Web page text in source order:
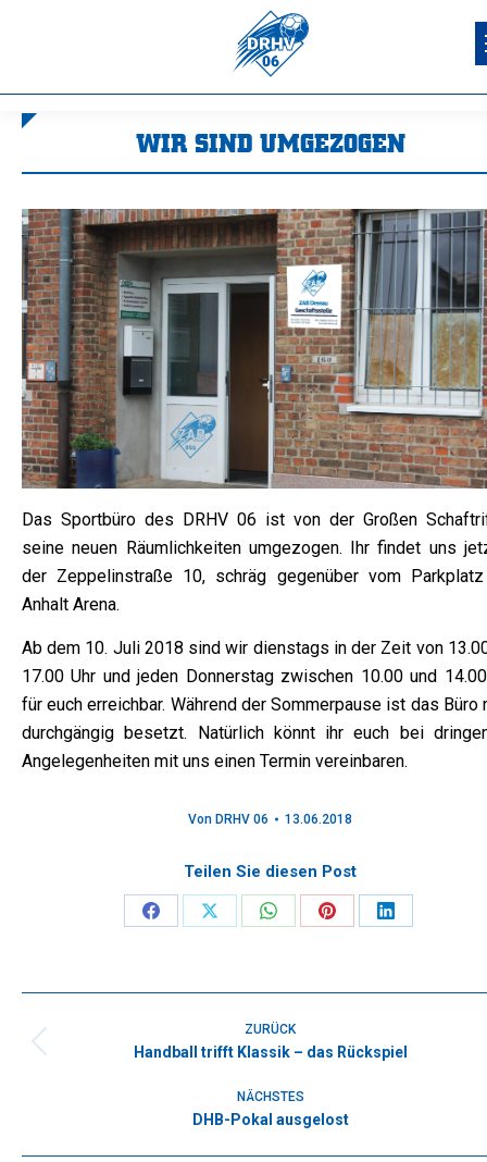
WIR SIND UMGEZOGEN
Das Sportbüro des DRHV 06 ist von der Großen
seine neuen Räumlichkeiten umgezogen. Ihr findet uns
der Zeppelinstraße 10, schräg gegenüber vom
Anhalt Arena.
Ab dem 10. Juli 2018 sind wir dienstags in der Zeit von
17.00 Uhr und jeden Donnerstag zwischen 10.00 und
für euch erreichbar. Während der Sommerpause ist das Büro
durchgängig besetzt. Natürlich könnt ihr euch bei
Angelegenheiten mit uns einen Termin vereinbaren.
Von DRHV 06 13.06.2018
Teilen Sie diesen Post
Share
Facebook
Share
X
Share
WhatsApp
Share
Pinterest
Share
LinkedIn
ZURÜCK
Vorheriger
Handball trifft Klassik – das Rückspiel
NÄCHSTES
Nächster
DHB-Pokal ausgelost